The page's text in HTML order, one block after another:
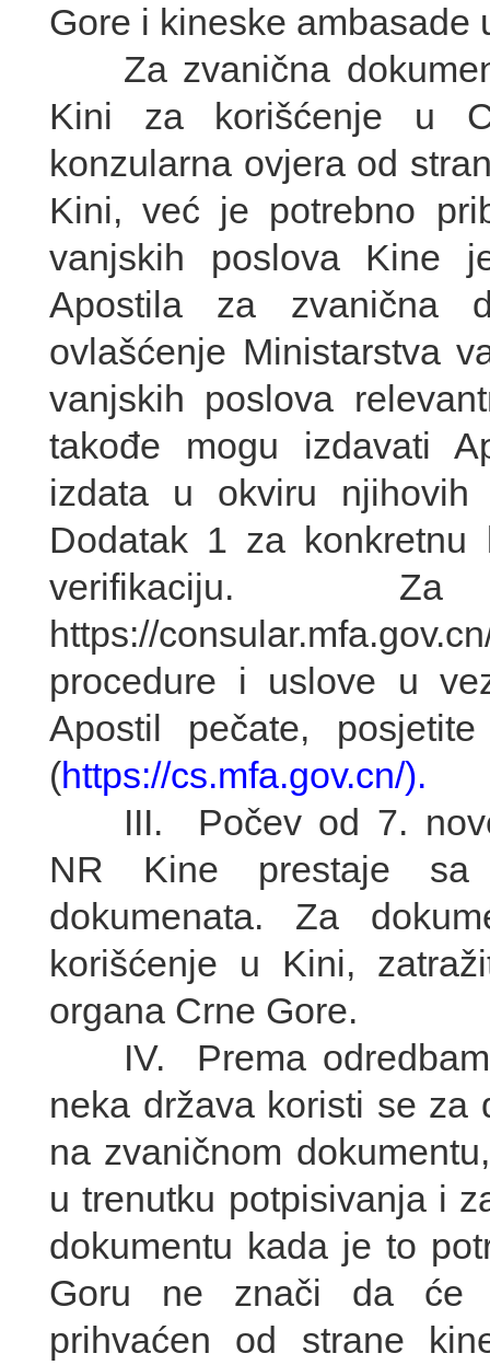
Gore i kineske ambasade
Za zvanična
Kini za korišćenje u
konzularna ovjera od
Kini, već je potrebno
vanjskih poslova Kine
Apostila za zvanična
ovlašćenje Ministarstva
vanjskih poslova
takođe mogu izdavati
izdata u okviru njihovih
Dodatak 1 za konkretnu
verifikaciju.
https://
procedure i uslove u
Apostil pečate,
(https://cs.mfa.gov.cn/).
III. Počev od 7.
NR Kine prestaje sa
dokumenata. Za
korišćenje u Kini,
organa Crne Gore.
IV. Prema
neka država koristi se za
na zvaničnom
u trenutku potpisivanja i
dokumentu kada je to
Goru ne znači da će
prihvaćen od strane